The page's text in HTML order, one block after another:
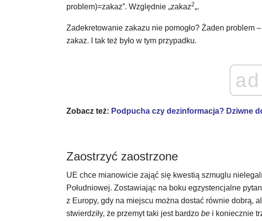
problem)=zakaz”. Względnie „zakaz2„.
Zadekretowanie zakazu nie pomogło? Żaden problem
zakaz. I tak też było w tym przypadku.
ad
Zobacz też: Podpucha czy dezinformacja? Dziwne
Zaostrzyć zaostrzone
UE chce mianowicie zająć się kwestią szmuglu
Południowej. Zostawiając na boku egzystencjalne
z Europy, gdy na miejscu można dostać równie dobrą,
stwierdziły, że przemyt taki jest bardzo bei koniecznie